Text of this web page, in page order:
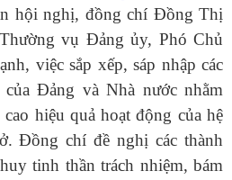
hội nghị, đồng chí Đồng Thị
vụ Đảng ủy, Phó Chủ
việc sắp xếp, sáp nhập các
Đảng và Nhà nước nhằm
hiệu quả hoạt động của hệ
Đồng chí đề nghị các thành
tinh thần trách nhiệm, bám